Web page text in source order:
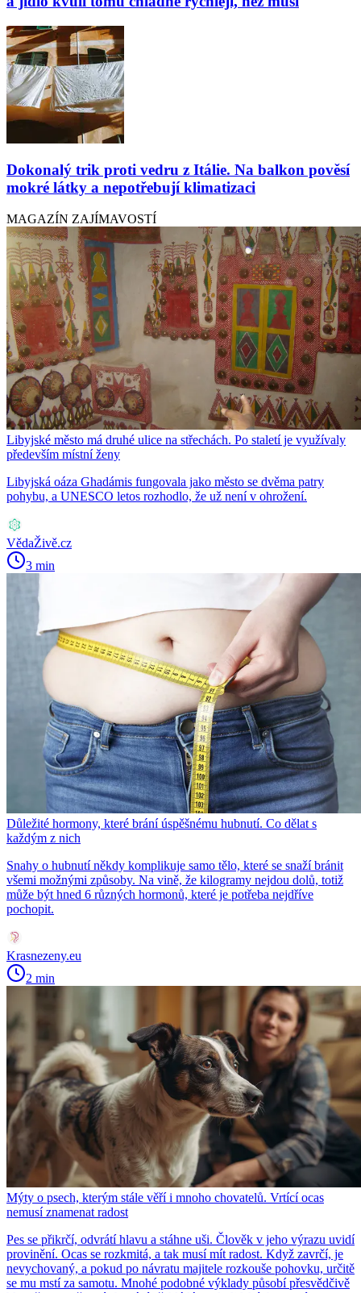
Dokonalý trik proti vedru z Itálie. Na balkon pověsí
mokré látky a nepotřebují klimatizaci
MAGAZÍN ZAJÍMAVOSTÍ
Libyjské město má druhé ulice na střechách. Po staletí je využívaly
především místní ženy
Libyjská oáza Ghadámis fungovala jako město se dvěma patry
pohybu, a UNESCO letos rozhodlo, že už není v ohrožení.
VědaŽivě.cz
3 min
Důležité hormony, které brání úspěšnému hubnutí. Co dělat s
každým z nich
Snahy o hubnutí někdy komplikuje samo tělo, které se snaží bránit
všemi možnými způsoby. Na vině, že kilogramy nejdou dolů, totiž
může být hned 6 různých hormonů, které je potřeba nejdříve
pochopit.
Krasnezeny.eu
2 min
Mýty o psech, kterým stále věří i mnoho chovatelů. Vrtící ocas
nemusí znamenat radost
Pes se přikrčí, odvrátí hlavu a stáhne uši. Člověk v jeho výrazu uvidí
provinění. Ocas se rozkmitá, a tak musí mít radost. Když zavrčí, je
nevychovaný, a pokud po návratu majitele rozkouše pohovku, určitě
se mu mstí za samotu. Mnohé podobné výklady působí přesvědčivě